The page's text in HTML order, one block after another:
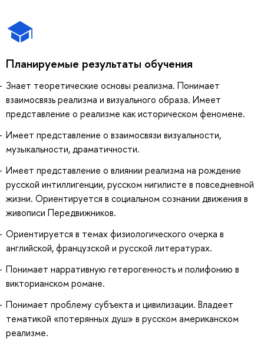
Планируемые результаты обучения
Знает теоретические основы реализма. Понимает
взаимосвязь реализма и визуального образа. Имеет
представление о реализме как историческом феномене.
Имеет представление о взаимосвязи визуальности,
музыкальности, драматичности.
Имеет представление о влиянии реализма на рождение
русской интиллигенции, русском нигилисте в повседневной
жизни. Ориентируется в социальном сознании движения в
живописи Передвижников.
Ориентируется в темах физиологического очерка в
английской, французской и русской литературах.
Понимает нарративную гетерогенность и полифонию в
викторианском романе.
Понимает проблему субъекта и цивилизации. Владеет
тематикой «потерянных душ» в русском американском
реализме.